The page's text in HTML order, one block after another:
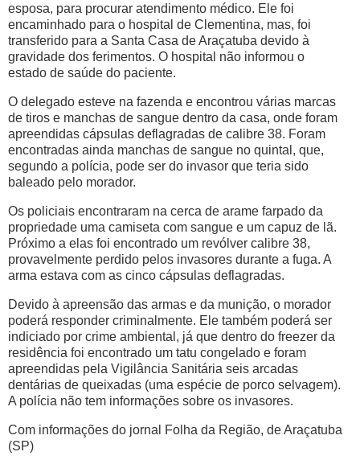
esposa, para procurar atendimento médico. Ele foi
encaminhado para o hospital de Clementina, mas, foi
transferido para a Santa Casa de Araçatuba devido à
gravidade dos ferimentos. O hospital não informou o
estado de saúde do paciente.
O delegado esteve na fazenda e encontrou várias marcas
de tiros e manchas de sangue dentro da casa, onde foram
apreendidas cápsulas deflagradas de calibre 38. Foram
encontradas ainda manchas de sangue no quintal, que,
segundo a polícia, pode ser do invasor que teria sido
baleado pelo morador.
Os policiais encontraram na cerca de arame farpado da
propriedade uma camiseta com sangue e um capuz de lã.
Próximo a elas foi encontrado um revólver calibre 38,
provavelmente perdido pelos invasores durante a fuga. A
arma estava com as cinco cápsulas deflagradas.
Devido à apreensão das armas e da munição, o morador
poderá responder criminalmente. Ele também poderá ser
indiciado por crime ambiental, já que dentro do freezer da
residência foi encontrado um tatu congelado e foram
apreendidas pela Vigilância Sanitária seis arcadas
dentárias de queixadas (uma espécie de porco selvagem).
A polícia não tem informações sobre os invasores.
Com informações do jornal Folha da Região, de Araçatuba
(SP)